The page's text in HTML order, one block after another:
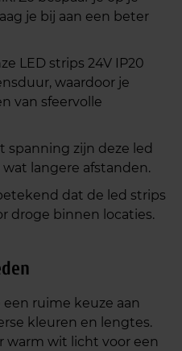
je bij aan een beter
LED strips 24V IP20
waardoor je
van sfeervolle
spanning zijn deze led
langere afstanden.
dat de led strips
droge binnen locaties.
ruime keuze aan
kleuren en lengtes.
warm wit licht voor een